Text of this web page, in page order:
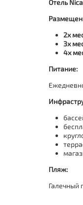
Отель Nica
2х
3х
4х
Питание:
Пляж:
Галечный